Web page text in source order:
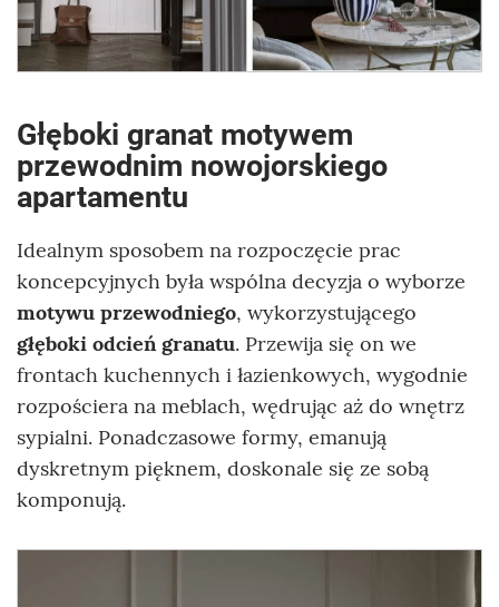
Głęboki granat motywem
przewodnim nowojorskiego
apartamentu
Idealnym sposobem na rozpoczęcie prac
koncepcyjnych była wspólna decyzja o wyborze
motywu przewodniego, wykorzystującego
głęboki odcień granatu. Przewija się on we
frontach kuchennych i łazienkowych, wygodnie
rozpościera na meblach, wędrując aż do wnętrz
sypialni. Ponadczasowe formy, emanują
dyskretnym pięknem, doskonale się ze sobą
komponują.